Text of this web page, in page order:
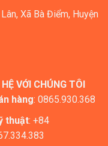
Xã Bà Điểm, Huyện
HỆ VỚI CHÚNG TÔI
hàng: 0865.930.368
thuật: +84